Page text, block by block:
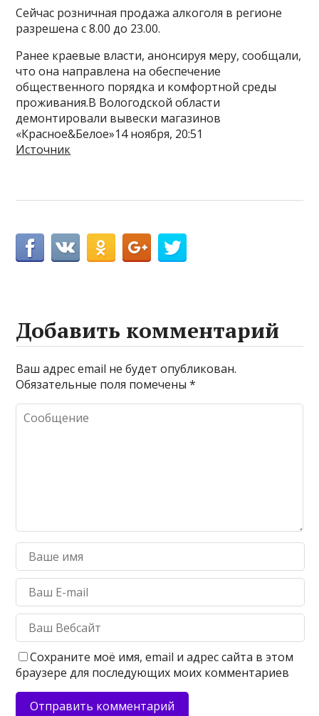
Сейчас розничная продажа алкоголя в регионе
разрешена с 8.00 до 23.00.
Ранее краевые власти, анонсируя меру, сообщали,
что она направлена на обеспечение
общественного порядка и комфортной среды
проживания.В Вологодской области
демонтировали вывески магазинов
«Красное&Белое»14 ноября, 20:51
Источник
Добавить комментарий
Ваш адрес email не будет опубликован.
Обязательные поля помечены*
Сохраните моё имя, email и адрес сайта в этом
браузере для последующих моих комментариев